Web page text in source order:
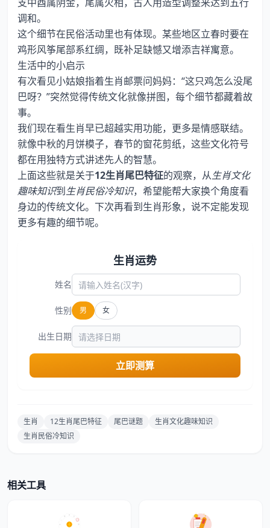
调和。
这个细节在民俗活动里也有体现。某些地区立春时要在
鸡形风筝尾部系红绸，既补足缺憾又增添吉祥寓意。
生活中的小启示
有次看见小姑娘指着生肖邮票问妈妈：“这只鸡怎么没尾
巴呀？”突然觉得传统文化就像拼图，每个细节都藏着故
事。
我们现在看生肖早已超越实用功能，更多是情感联结。
就像中秋的月饼模子，春节的窗花剪纸，这些文化符号
都在用独特方式讲述先人的智慧。
上面这些就是关于12生肖尾巴特征的观察，从生肖文化
趣味知识到生肖民俗冷知识，希望能帮大家换个角度看
身边的传统文化。下次再看到生肖形象，说不定能发现
更多有趣的细节呢。
生肖运势
姓名
性别 男 女
出生日期
立即测算
生肖 12生肖尾巴特征 尾巴谜题
生肖文化趣味知识
生肖民俗冷知识
相关工具